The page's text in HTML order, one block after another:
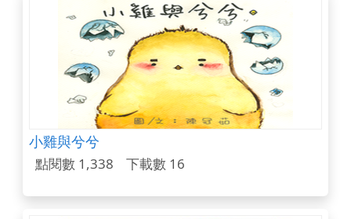
小雞與兮兮
點閱數 1,338 下載數 16